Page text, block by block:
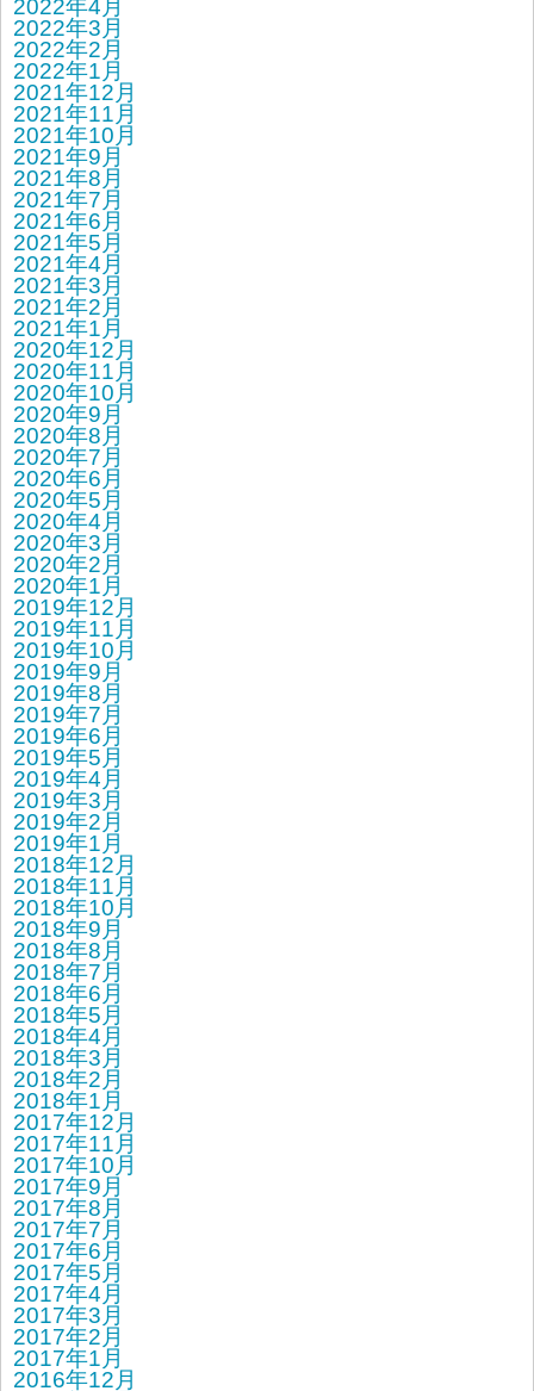
2022年4月
2022年3月
2022年2月
2022年1月
2021年12月
2021年11月
2021年10月
2021年9月
2021年8月
2021年7月
2021年6月
2021年5月
2021年4月
2021年3月
2021年2月
2021年1月
2020年12月
2020年11月
2020年10月
2020年9月
2020年8月
2020年7月
2020年6月
2020年5月
2020年4月
2020年3月
2020年2月
2020年1月
2019年12月
2019年11月
2019年10月
2019年9月
2019年8月
2019年7月
2019年6月
2019年5月
2019年4月
2019年3月
2019年2月
2019年1月
2018年12月
2018年11月
2018年10月
2018年9月
2018年8月
2018年7月
2018年6月
2018年5月
2018年4月
2018年3月
2018年2月
2018年1月
2017年12月
2017年11月
2017年10月
2017年9月
2017年8月
2017年7月
2017年6月
2017年5月
2017年4月
2017年3月
2017年2月
2017年1月
2016年12月